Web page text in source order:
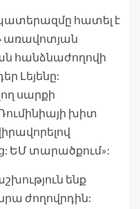
հատել է
առավոտյան
հանձնաժողովի
Լեյենը:
սարքի
խիտ
ԵՄ տարածքում»:
ենք
ժողովրդին: